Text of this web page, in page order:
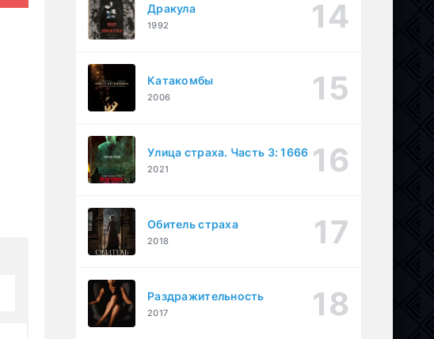
Дракула
1992
Катакомбы
2006
Улица страха. Часть 3: 1666
2021
Обитель страха
2018
Раздражительность
2017